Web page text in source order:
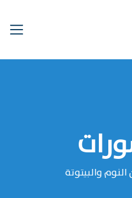
النوم والبيتوتة